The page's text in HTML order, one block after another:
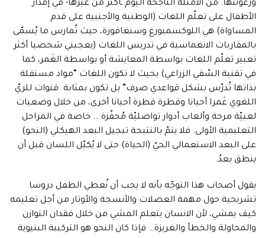
ورعونتها. من الأمثلة الناجحة اليوم ـأكثر من غيرها- في إقدار
الأطفال على تعلّم اللغات (الوطنية والأجنبية على قدم
المساواة) هي اللوكسمبورغ وسنغافورة، حيث تُمارس ما يُسمّى
بالمقاربات الانغماسية في تدريس اللغات (يعجبني شخصيا أكثر
تعبير تعلّم اللغات بواسطة المعايشة أو بواسطة الغَمر، كما
في تقنية السّقي الزراعي) بحيث لا تكون اللغات “مواد مستقلة
بذاتها تُدرّس بشكل قواعدي صرف” بل تكون بمثابة قنوات للريّ
اللغوي غَمرا أحيانا وقطرة قطرة أحيانا أخرى، من خلال وضعيات
لعبيّة مرحة وألعاب أدوار تواصليّة مُحفّزة … خاصة في المراحل
التعليمية الأولى. فلا يتمّ بالنتيجة تبجيل البعد الهيكلي (النحو)
على البعد الاستعمالي الحيّ (الحياة) حتى لا يُكبّل اللسان قبل أن
ينطق بعدُ.
يقول أصحاب هذا التوجّه بأنه لا يجب أن نُعطي الطفل دروسا
تشريحية حول مهمة العضلات والأنسجة والأوتار من أجل تعليمه
كيف يمشي، لأن الانسان يتعلم المشي من خلال فقدان التوازن
والمحاولة والخطأ والغريزة… فإذا كان النحو هو التركيبة البنيوية